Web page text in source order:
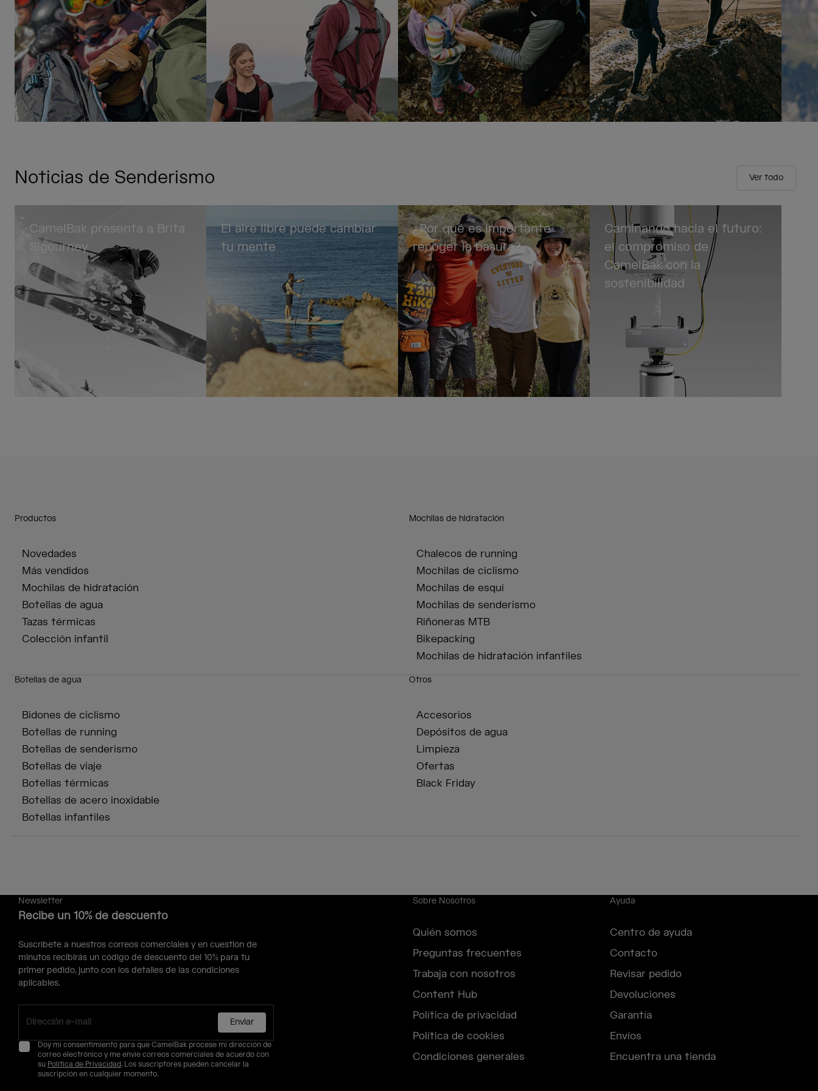
Noticias de Senderismo Ver todo
CamelBak presenta a Brita
Sigourney
El aire libre puede cambiar
tu mente
¿Por qué es importante
recoger la basura?
Caminando hacia el futuro:
el compromiso de
CamelBak con la
sostenibilidad
Productos
Novedades
Más vendidos
Mochilas de hidratación
Botellas de agua
Tazas térmicas
Colección infantil
Mochilas de hidratación
Chalecos de running
Mochilas de ciclismo
Mochilas de esquí
Mochilas de senderismo
Riñoneras MTB
Bikepacking
Mochilas de hidratación infantiles
Botellas de agua
Bidones de ciclismo
Botellas de running
Botellas de senderismo
Botellas de viaje
Botellas térmicas
Botellas de acero inoxidable
Botellas infantiles
Otros
Accesorios
Depósitos de agua
Limpieza
Ofertas
Black Friday
Newsletter
Recibe un 10% de descuento
Suscríbete a nuestros correos comerciales y en cuestión de
minutos recibirás un código de descuento del 10% para tu
primer pedido, junto con los detalles de las condiciones
aplicables.
Enviar
Doy mi consentimiento para que CamelBak procese mi dirección de
correo electrónico y me envíe correos comerciales de acuerdo con
su Política de Privacidad. Los suscriptores pueden cancelar la
suscripción en cualquier momento.
Sobre Nosotros
Quién somos
Preguntas frecuentes
Trabaja con nosotros
Content Hub
Política de privacidad
Política de cookies
Condiciones generales
Ayuda
Centro de ayuda
Contacto
Revisar pedido
Devoluciones
Garantía
Envíos
Encuentra una tienda